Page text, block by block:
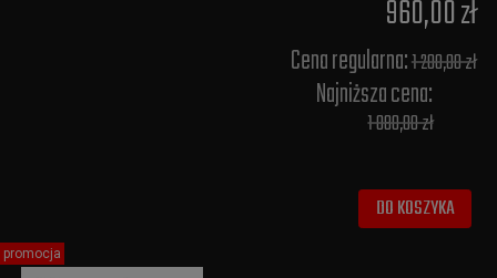
960,00 zł
Cena regularna:1 200,00 zł
Najniższa cena:
1 080,00 zł
DO KOSZYKA
promocja